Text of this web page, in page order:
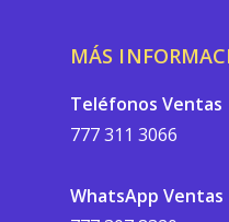
MÁS
Teléfonos Ventas
777 311 3066
WhatsApp Ventas